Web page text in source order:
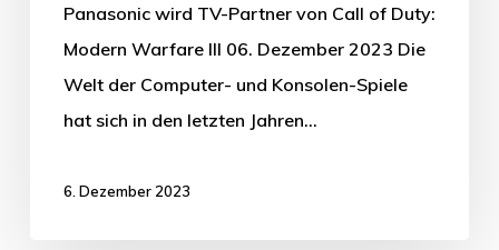
Panasonic wird TV-Partner von Call of Duty:
Modern Warfare III 06. Dezember 2023 Die
Welt der Computer- und Konsolen-Spiele
hat sich in den letzten Jahren…
6. Dezember 2023